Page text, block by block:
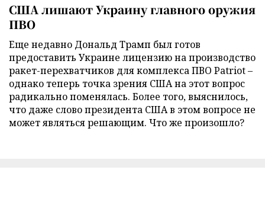
США лишают Украину главного оружия
ПВО
Еще недавно Дональд Трамп был готов
предоставить Украине лицензию на производство
ракет-перехватчиков для комплекса ПВО Patriot –
однако теперь точка зрения США на этот вопрос
радикально поменялась. Более того, выяснилось,
что даже слово президента США в этом вопросе не
может являться решающим. Что же произошло?